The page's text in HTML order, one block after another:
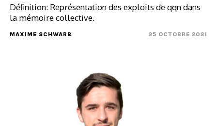
Définition: Représentation des exploits de qqn dans
la mémoire collective.
MAXIME SCHWARB 25 OCTOBRE 2021